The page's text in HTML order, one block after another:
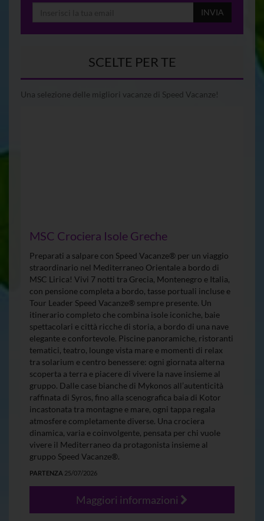
INVIA
SCELTE PER TE
Una selezione delle migliori vacanze di Speed Vacanze!
MSC Crociera Isole Greche
Preparati a salpare con Speed Vacanze® per un viaggio
straordinario nel Mediterraneo Orientale a bordo di
MSC Lirica! Vivi 7 notti tra Grecia, Montenegro e Italia,
con pensione completa a bordo, tasse portuali incluse e
Tour Leader Speed Vacanze® sempre presente. Un
itinerario completo che combina isole iconiche, baie
spettacolari e città ricche di storia, a bordo di una nave
elegante e confortevole. Piscine panoramiche, ristoranti
tematici, teatro, lounge vista mare e momenti di relax
tra solarium e centro benessere: ogni giornata alterna
scoperta a terra e piacere di vivere la nave insieme al
gruppo. Dalle case bianche di Mykonos all’autenticità
raffinata di Syros, fino alla scenografica baia di Kotor
incastonata tra montagne e mare, ogni tappa regala
atmosfere completamente diverse. Una crociera
dinamica, varia e coinvolgente, pensata per chi vuole
vivere il Mediterraneo da protagonista insieme al
gruppo Speed Vacanze®.
PARTENZA 25/07/2026
Maggiori informazioni